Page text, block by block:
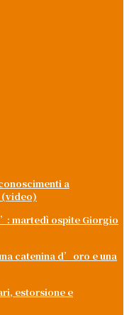
a
(video)
martedì ospite Giorgio
catenina d’oro e una
estorsione e